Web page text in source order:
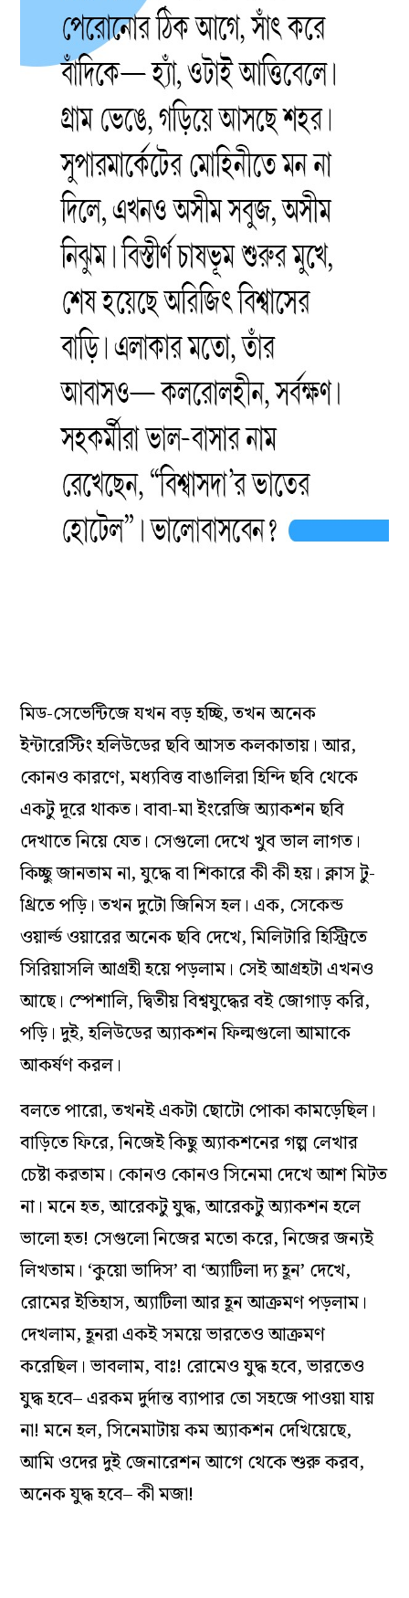
মিড-সেভেন্টিজে যখন বড় হচ্ছি, তখন অনেক
ইন্টারেস্টিং হলিউডের ছবি আসত কলকাতায়। আর,
কোনও কারণে, মধ্যবিত্ত বাঙালিরা হিন্দি ছবি থেকে
একটু দূরে থাকত। বাবা-মা ইংরেজি অ্যাকশন ছবি
দেখাতে নিয়ে যেত। সেগুলো দেখে খুব ভাল লাগত।
কিচ্ছু জানতাম না, যুদ্ধে বা শিকারে কী কী হয়। ক্লাস টু-
থ্রিতে পড়ি। তখন দুটো জিনিস হল। এক, সেকেন্ড
ওয়ার্ল্ড ওয়ারের অনেক ছবি দেখে, মিলিটারি হিস্ট্রিতে
সিরিয়াসলি আগ্রহী হয়ে পড়লাম। সেই আগ্রহটা এখনও
আছে। স্পেশালি, দ্বিতীয় বিশ্বযুদ্ধের বই জোগাড় করি,
পড়ি। দুই, হলিউডের অ্যাকশন ফিল্মগুলো আমাকে
আকর্ষণ করল।
বলতে পারো, তখনই একটা ছোটো পোকা কামড়েছিল।
বাড়িতে ফিরে, নিজেই কিছু অ্যাকশনের গল্প লেখার
চেষ্টা করতাম। কোনও কোনও সিনেমা দেখে আশ মিটত
না। মনে হত, আরেকটু যুদ্ধ, আরেকটু অ্যাকশন হলে
ভালো হত! সেগুলো নিজের মতো করে, নিজের জন্যই
লিখতাম। ‘কুয়ো ভাদিস’ বা ‘অ্যাটিলা দ্য হূন’ দেখে,
রোমের ইতিহাস, অ্যাটিলা আর হূন আক্রমণ পড়লাম।
দেখলাম, হূনরা একই সময়ে ভারতেও আক্রমণ
করেছিল। ভাবলাম, বাঃ! রোমেও যুদ্ধ হবে, ভারতেও
যুদ্ধ হবে– এরকম দুর্দান্ত ব্যাপার তো সহজে পাওয়া যায়
না! মনে হল, সিনেমাটায় কম অ্যাকশন দেখিয়েছে,
আমি ওদের দুই জেনারেশন আগে থেকে শুরু করব,
অনেক যুদ্ধ হবে– কী মজা!